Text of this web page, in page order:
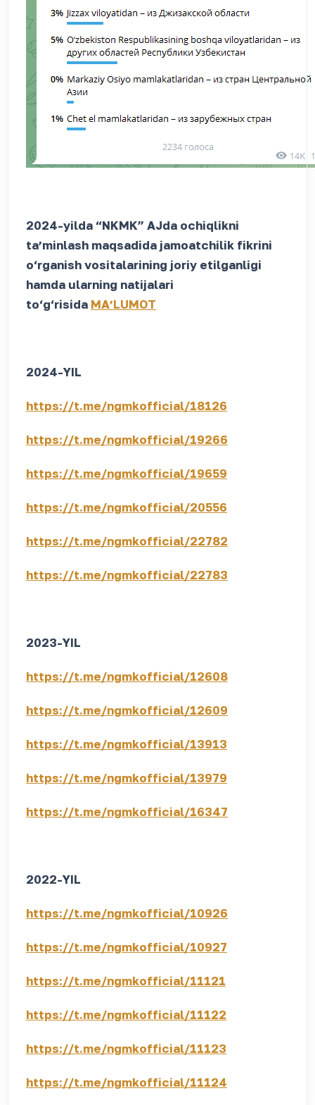
2024-yilda “NKMK” AJda ochiqlikni
taʼminlash maqsadida jamoatchilik fikrini
o‘rganish vositalarining joriy etilganligi
hamda ularning natijalari
to‘g‘risida MAʼLUMOT
2024-YIL
https://t.me/ngmkofficial/18126
https://t.me/ngmkofficial/19266
https://t.me/ngmkofficial/19659
https://t.me/ngmkofficial/20556
https://t.me/ngmkofficial/22782
https://t.me/ngmkofficial/22783
2023-YIL
https://t.me/ngmkofficial/12608
https://t.me/ngmkofficial/12609
https://t.me/ngmkofficial/13913
https://t.me/ngmkofficial/13979
https://t.me/ngmkofficial/16347
2022-YIL
https://t.me/ngmkofficial/10926
https://t.me/ngmkofficial/10927
https://t.me/ngmkofficial/11121
https://t.me/ngmkofficial/11122
https://t.me/ngmkofficial/11123
https://t.me/ngmkofficial/11124